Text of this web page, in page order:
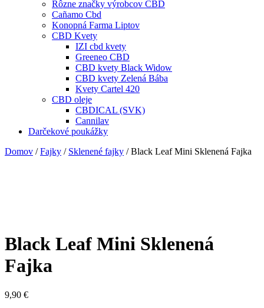
Rôzne značky výrobcov CBD
Cañamo Cbd
Konopná Farma Liptov
CBD Kvety
IZI cbd kvety
Greeneo CBD
CBD kvety Black Widow
CBD kvety Zelená Bába
Kvety Cartel 420
CBD oleje
CBDICAL (SVK)
Cannilav
Darčekové poukážky
Domov /Fajky / Sklenené fajky / Black Leaf Mini Sklenená Fajka
Black Leaf Mini Sklenená
Fajka
9,90 €